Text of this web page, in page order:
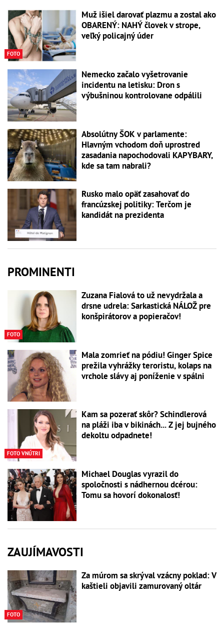
FOTO
Muž išiel darovať plazmu a zostal ako
OBARENÝ: NAHÝ človek v strope,
veľký policajný úder
Nemecko začalo vyšetrovanie
incidentu na letisku: Dron s
výbušninou kontrolovane odpálili
Absolútny ŠOK v parlamente:
Hlavným vchodom doň uprostred
zasadania napochodovali KAPYBARY,
kde sa tam nabrali?
Rusko malo opäť zasahovať do
francúzskej politiky: Terčom je
kandidát na prezidenta
PROMINENTI
FOTO
Zuzana Fialová to už nevydržala a
drsne udrela: Sarkastická NÁLOŽ pre
konšpirátorov a popieračov!
Mala zomrieť na pódiu! Ginger Spice
prežila vyhrážky teroristu, kolaps na
vrchole slávy aj poníženie v spálni
FOTO VNÚTRI
Kam sa pozerať skôr? Schindlerová
na pláži iba v bikinách... Z jej bujného
dekoltu odpadnete!
Michael Douglas vyrazil do
spoločnosti s nádhernou dcérou:
Tomu sa hovorí dokonalosť!
ZAUJÍMAVOSTI
FOTO
Za múrom sa skrýval vzácny poklad: V
kaštieli objavili zamurovaný oltár